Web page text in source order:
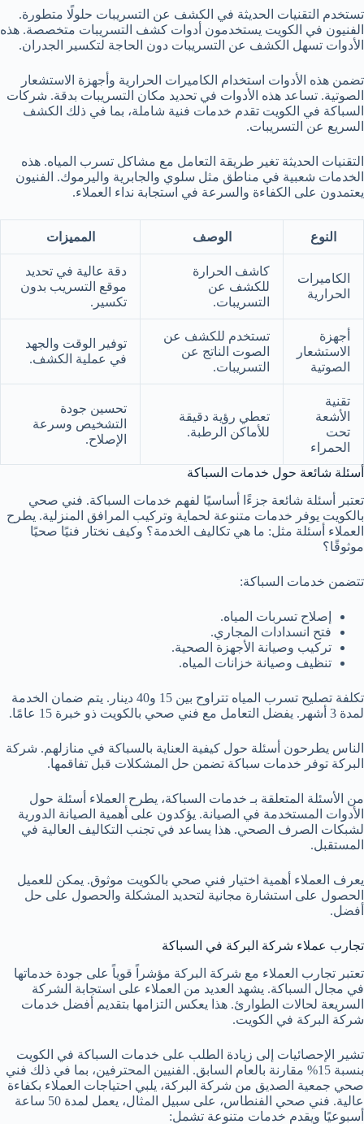
تستخدم التقنيات الحديثة في الكشف عن التسريبات حلولًا متطورة.
الفنيون في الكويت يستخدمون أدوات كشف التسريبات متخصصة. هذه
الأدوات تسهل الكشف عن التسريبات دون الحاجة لتكسير الجدران.
تضمن هذه الأدوات استخدام الكاميرات الحرارية وأجهزة الاستشعار
الصوتية. تساعد هذه الأدوات في تحديد مكان التسريبات بدقة. شركات
السباكة في الكويت تقدم خدمات فنية شاملة، بما في ذلك الكشف
السريع عن التسريبات.
التقنيات الحديثة تغير طريقة التعامل مع مشاكل تسرب المياه. هذه
الخدمات شعبية في مناطق مثل سلوي والجابرية واليرموك. الفنيون
يعتمدون على الكفاءة والسرعة في استجابة نداء العملاء.
النوع الوصف المميزات
الكاميرات
الحرارية
كاشف الحرارة
للكشف عن
التسريبات.
دقة عالية في تحديد
موقع التسريب بدون
تكسير.
أجهزة
الاستشعار
الصوتية
تستخدم للكشف عن
الصوت الناتج عن
التسريبات.
توفير الوقت والجهد
في عملية الكشف.
تقنية
الأشعة
تحت
الحمراء
تعطي رؤية دقيقة
للأماكن الرطبة.
تحسين جودة
التشخيص وسرعة
الإصلاح.
أسئلة شائعة حول خدمات السباكة
تعتبر أسئلة شائعة جزءًا أساسيًا لفهم خدمات السباكة. فني صحي
بالكويت يوفر خدمات متنوعة لحماية وتركيب المرافق المنزلية. يطرح
العملاء أسئلة مثل: ما هي تكاليف الخدمة؟ وكيف نختار فنيًا صحيًا
موثوقًا؟
تتضمن خدمات السباكة:
إصلاح تسربات المياه.
فتح انسدادات المجاري.
تركيب وصيانة الأجهزة الصحية.
تنظيف وصيانة خزانات المياه.
تكلفة تصليح تسرب المياه تتراوح بين 15 و40 دينار. يتم ضمان الخدمة
لمدة 3 أشهر. يفضل التعامل مع فني صحي بالكويت ذو خبرة 15 عامًا.
الناس يطرحون أسئلة حول كيفية العناية بالسباكة في منازلهم. شركة
البركة توفر خدمات سباكة تضمن حل المشكلات قبل تفاقمها.
من الأسئلة المتعلقة بـ خدمات السباكة، يطرح العملاء أسئلة حول
الأدوات المستخدمة في الصيانة. يؤكدون على أهمية الصيانة الدورية
لشبكات الصرف الصحي. هذا يساعد في تجنب التكاليف العالية في
المستقبل.
يعرف العملاء أهمية اختيار فني صحي بالكويت موثوق. يمكن للعميل
الحصول على استشارة مجانية لتحديد المشكلة والحصول على حل
أفضل.
تجارب عملاء شركة البركة في السباكة
تعتبر تجارب العملاء مع شركة البركة مؤشراً قوياً على جودة خدماتها
في مجال السباكة. يشهد العديد من العملاء على استجابة الشركة
السريعة لحالات الطوارئ. هذا يعكس التزامها بتقديم أفضل خدمات
شركة البركة في الكويت.
تشير الإحصائيات إلى زيادة الطلب على خدمات السباكة في الكويت
بنسبة 15% مقارنة بالعام السابق. الفنيين المحترفين، بما في ذلك
فني
صحي جمعية الصديق من شركة البركة، يلبي احتياجات العملاء بكفاءة
عالية. فني صحي الفنطاس، على سبيل المثال، يعمل لمدة 50 ساعة
أسبوعيًا ويقدم خدمات متنوعة تشمل: